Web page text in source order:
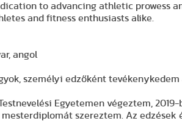
to advancing athletic prowess
and fitness enthusiasts alike.
angol
személyi edzőként
Egyetemen végeztem,
szereztem. Az